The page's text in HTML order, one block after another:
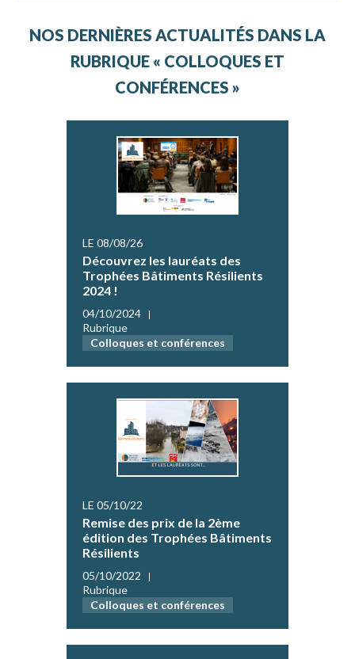
NOS DERNIÈRES ACTUALITÉS DANS LA
RUBRIQUE « COLLOQUES ET
CONFÉRENCES »
LE 08/08/26
Découvrez les lauréats des
Trophées Bâtiments Résilients
2024 !
04/10/2024
Rubrique
Colloques et conférences
LE 05/10/22
Remise des prix de la 2ème
édition des Trophées Bâtiments
Résilients
05/10/2022
Rubrique
Colloques et conférences